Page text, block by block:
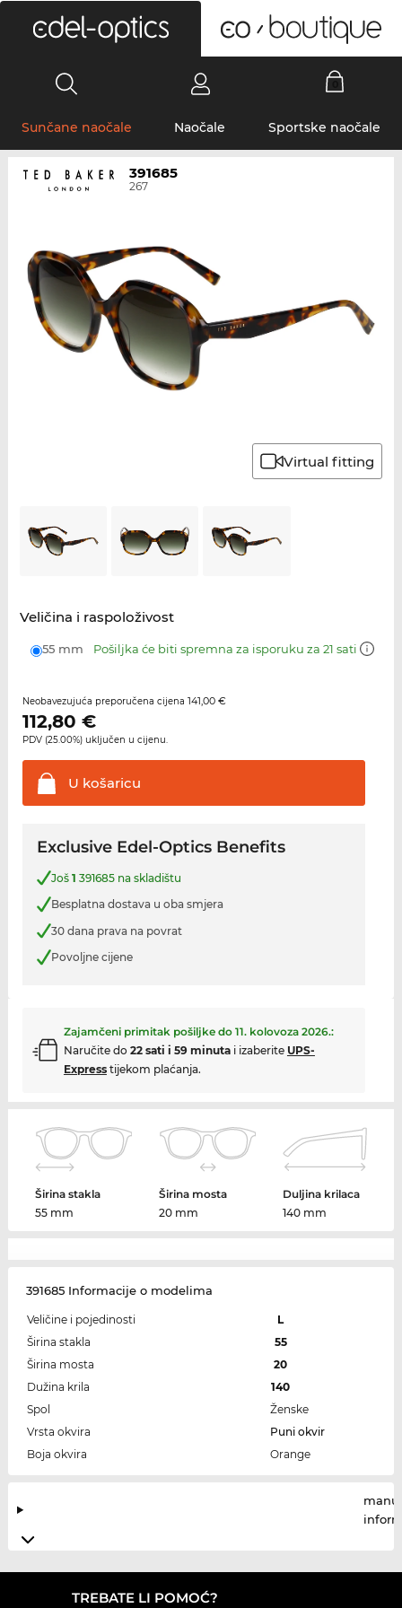
Sunčane naočale Naočale Sportske naočale
391685
267
Virtual fitting
Veličina i raspoloživost
55 mm Pošiljka će biti spremna za isporuku za 21 sati
Neobavezujuća preporučena cijena 141,00 €
112,80 €
PDV (25.00%) uključen u cijenu.
U košaricu
Exclusive Edel-Optics Benefits
Još 1 391685 na skladištu
Besplatna dostava u oba smjera
30 dana prava na povrat
Povoljne cijene
Zajamčeni primitak pošiljke do 11. kolovoza 2026.:
Naručite do 22 sati i 59 minutai izaberite UPS-
Expresstijekom plaćanja.
Širina stakla
55 mm
Širina mosta
20 mm
Duljina krilaca
140 mm
391685 Informacije o modelima
Veličine i pojedinosti
L
Širina stakla
55
Širina mosta
20
Dužina krila
140
Spol
Ženske
Vrsta okvira
Puni okvir
Boja okvira
Orange
TREBATE LI POMOĆ?